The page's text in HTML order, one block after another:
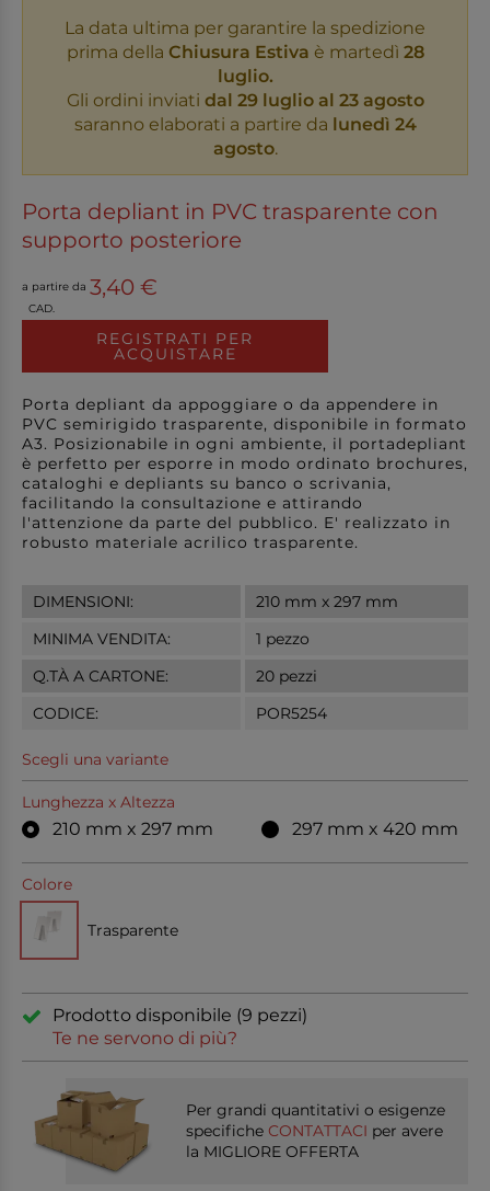
La data ultima per garantire la spedizione
prima della Chiusura Estiva è martedì 28
luglio.
Gli ordini inviati dal 29 luglio al 23 agosto
saranno elaborati a partire da lunedì 24
agosto.
Porta depliant in PVC trasparente con
supporto posteriore
a partire da 3,40 €
CAD.
REGISTRATI PER
ACQUISTARE
Porta depliant da appoggiare o da appendere in
PVC semirigido trasparente, disponibile in formato
A3. Posizionabile in ogni ambiente, il portadepliant
è perfetto per esporre in modo ordinato brochures,
cataloghi e depliants su banco o scrivania,
facilitando la consultazione e attirando
l'attenzione da parte del pubblico. E' realizzato in
robusto materiale acrilico trasparente.
DIMENSIONI:
210 mm x 297 mm
MINIMA VENDITA:
1 pezzo
Q.TÀ A CARTONE:
20 pezzi
CODICE:
POR5254
Scegli una variante
Lunghezza x Altezza
210 mm x 297 mm 297 mm x 420 mm
Colore
Trasparente
Prodotto disponibile (9 pezzi)
Te ne servono di più?
Per grandi quantitativi o esigenze
specifiche CONTATTACI per avere
la MIGLIORE OFFERTA